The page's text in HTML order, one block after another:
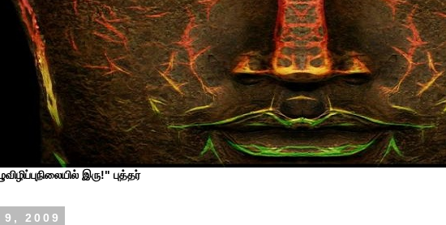
இரு!" புத்தர்
2009